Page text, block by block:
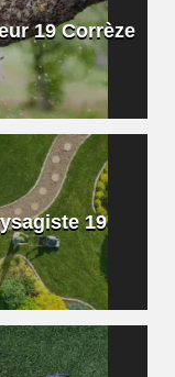
19 Corrèze
19